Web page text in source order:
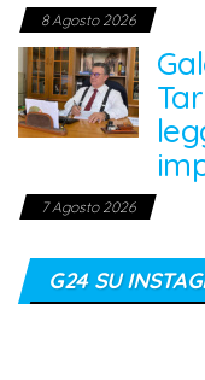
8 Agosto 2026
7 Agosto 2026
G24 SU